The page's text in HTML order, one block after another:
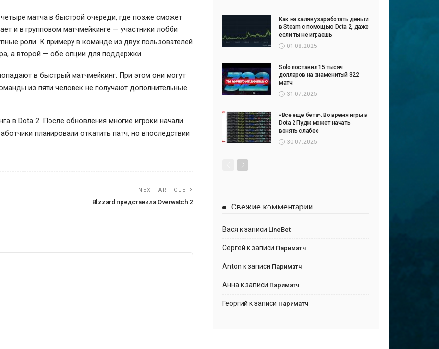
матча в быстрой очереди, где позже сможет
и в групповом матчмейкинге — участники лобби
роли. К примеру в команде из двух пользователей
а второй — обе опции для поддержки.
в быстрый матчмейкинг. При этом они могут
из пяти человек не получают дополнительные
в Dota 2. После обновления многие игроки начали
планировали откатить патч, но впоследствии
NEXT ARTICLE
Blizzard представила Overwatch 2
Как на халяву заработать деньги
в Steam с помощью Dota 2, даже
если ты не играешь
01.08.2025
Solo поставил 15 тысяч
долларов на знаменитый 322
матч
31.07.2025
«Все еще бета». Во время игры в
Dota 2 Пудж может начать
вонять слабее
30.07.2025
Свежие комментарии
Вася к записи LineBet
Сергей к записи Париматч
Anton к записи Париматч
Анна к записи Париматч
Георгий к записи Париматч